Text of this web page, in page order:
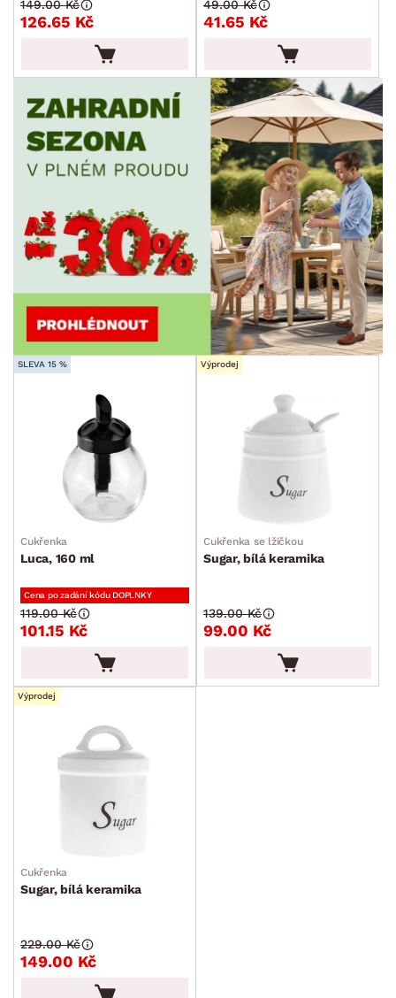
126.65 Kč
149.00 Kč
41.65 Kč
49.00 Kč
SLEVA 15 %
Cukřenka
Luca, 160 ml
Cena po zadání kódu DOPLNKY
101.15 Kč
119.00 Kč
Výprodej
Cukřenka se lžičkou
Sugar, bílá keramika
99.00 Kč
139.00 Kč
Výprodej
Cukřenka
Sugar, bílá keramika
149.00 Kč
229.00 Kč